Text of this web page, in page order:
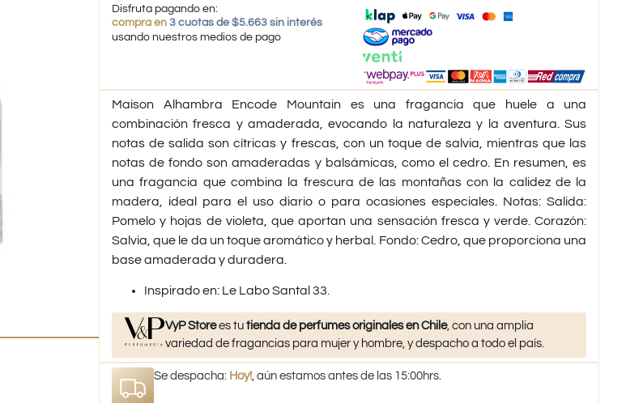
Disfruta pagando en:
compra en 3 cuotas de $5.663 sin interés
usando nuestros medios de pago
Maison Alhambra Encode Mountain es una fragancia que huele a una
combinación fresca y amaderada, evocando la naturaleza y la aventura. Sus
notas de salida son cítricas y frescas, con un toque de salvia, mientras que las
notas de fondo son amaderadas y balsámicas, como el cedro. En resumen, es
una fragancia que combina la frescura de las montañas con la calidez de la
madera, ideal para el uso diario o para ocasiones especiales. Notas: Salida:
Pomelo y hojas de violeta, que aportan una sensación fresca y verde. Corazón:
Salvia, que le da un toque aromático y herbal. Fondo: Cedro, que proporciona una
base amaderada y duradera.
​Inspirado en: Le Labo Santal 33.
VyP Storees tutienda de perfumes originales en Chile, con una amplia
variedad de fragancias para mujer y hombre, y despacho a todo el país.
Se despacha: Hoy! , aún estamos antes de las 15:00hrs.